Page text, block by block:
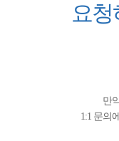
요청
만
1:1 문의